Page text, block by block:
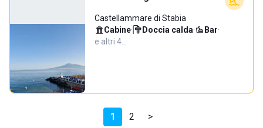
Castellammare di Stabia
Cabine· Doccia calda· Bar·
e altri 4…
1 2 >